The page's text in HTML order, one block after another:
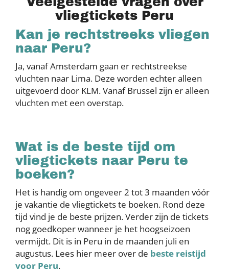
vliegtickets Peru
Kan je rechtstreeks vliegen
naar Peru?
Ja, vanaf Amsterdam gaan er rechtstreekse
vluchten naar Lima. Deze worden echter alleen
uitgevoerd door KLM. Vanaf Brussel zijn er alleen
vluchten met een overstap.
Wat is de beste tijd om
vliegtickets naar Peru te
boeken?
Het is handig om ongeveer 2 tot 3 maanden vóór
je vakantie de vliegtickets te boeken. Rond deze
tijd vind je de beste prijzen. Verder zijn de tickets
nog goedkoper wanneer je het hoogseizoen
vermijdt. Dit is in Peru in de maanden juli en
augustus. Lees hier meer over de beste reistijd
voor Peru.